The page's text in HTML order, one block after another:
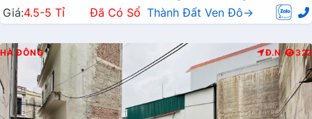
Giá:4.5-5 Tỉ Đã Có Sổ Thành Đất Ven Đô→
HÀ ĐÔNG Đ.N 322